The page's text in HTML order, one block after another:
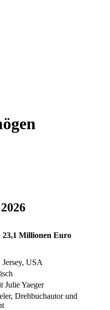
23,1 Millionen Euro
Jersey, USA
Julie Yaeger
Drehbuchautor und